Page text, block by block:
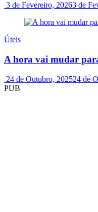
3 de Fevereiro, 20263 de
Úteis
A hora vai mudar
24 de Outubro, 202524 de
PUB